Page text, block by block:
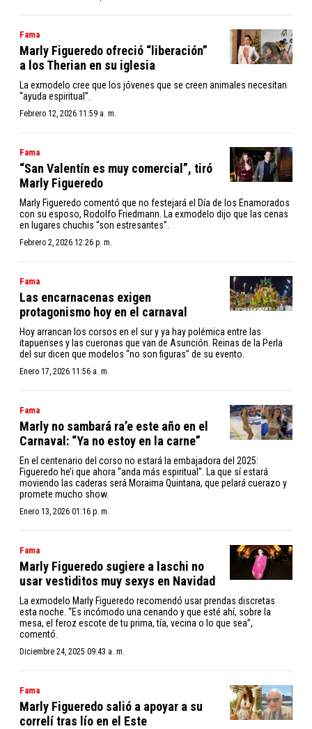
Fama
Marly Figueredo ofreció “liberación”
a los Therian en su iglesia
La exmodelo cree que los jóvenes que se creen animales necesitan
“ayuda espiritual”.
Febrero 12, 2026 11:59 a. m.
Fama
“San Valentín es muy comercial”, tiró
Marly Figueredo
Marly Figueredo comentó que no festejará el Día de los Enamorados
con su esposo, Rodolfo Friedmann. La exmodelo dijo que las cenas
en lugares chuchis “son estresantes”.
Febrero 2, 2026 12:26 p. m.
Fama
Las encarnacenas exigen
protagonismo hoy en el carnaval
Hoy arrancan los corsos en el sur y ya hay polémica entre las
itapuenses y las cueronas que van de Asunción. Reinas de la Perla
del sur dicen que modelos “no son figuras” de su evento.
Enero 17, 2026 11:56 a. m.
Fama
Marly no sambará ra’e este año en el
Carnaval: “Ya no estoy en la carne”
En el centenario del corso no estará la embajadora del 2025:
Figueredo he’i que ahora “anda más espiritual”. La que sí estará
moviendo las caderas será Moraima Quintana, que pelará cuerazo y
promete mucho show.
Enero 13, 2026 01:16 p. m.
Fama
Marly Figueredo sugiere a laschi no
usar vestiditos muy sexys en Navidad
La exmodelo Marly Figueredo recomendó usar prendas discretas
esta noche. “Es incómodo una cenando y que esté ahí, sobre la
mesa, el feroz escote de tu prima, tía, vecina o lo que sea”,
comentó.
Diciembre 24, 2025 09:43 a. m.
Fama
Marly Figueredo salió a apoyar a su
correlí tras lío en el Este